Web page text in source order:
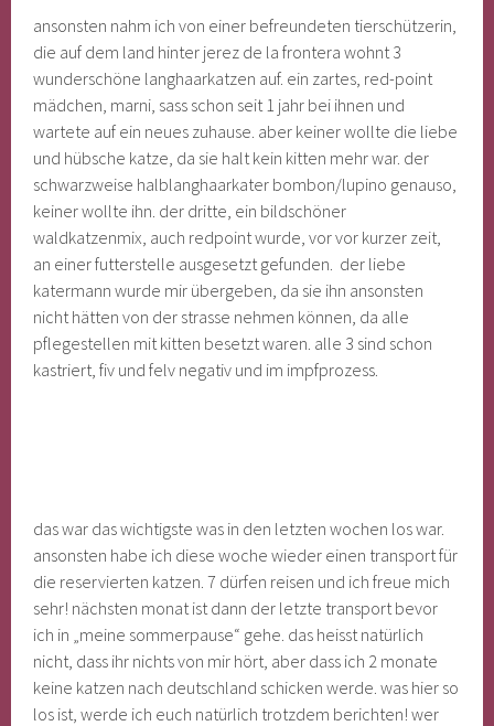
ansonsten nahm ich von einer befreundeten tierschützerin,
die auf dem land hinter jerez de la frontera wohnt 3
wunderschöne langhaarkatzen auf. ein zartes, red-point
mädchen, marni, sass schon seit 1 jahr bei ihnen und
wartete auf ein neues zuhause. aber keiner wollte die liebe
und hübsche katze, da sie halt kein kitten mehr war. der
schwarzweise halblanghaarkater bombon/lupino genauso,
keiner wollte ihn. der dritte, ein bildschöner
waldkatzenmix, auch redpoint wurde, vor vor kurzer zeit,
an einer futterstelle ausgesetzt gefunden. der liebe
katermann wurde mir übergeben, da sie ihn ansonsten
nicht hätten von der strasse nehmen können, da alle
pflegestellen mit kitten besetzt waren. alle 3 sind schon
kastriert, fiv und felv negativ und im impfprozess.
das war das wichtigste was in den letzten wochen los war.
ansonsten habe ich diese woche wieder einen transport für
die reservierten katzen. 7 dürfen reisen und ich freue mich
sehr! nächsten monat ist dann der letzte transport bevor
ich in „meine sommerpause“ gehe. das heisst natürlich
nicht, dass ihr nichts von mir hört, aber dass ich 2 monate
keine katzen nach deutschland schicken werde. was hier so
los ist, werde ich euch natürlich trotzdem berichten! wer